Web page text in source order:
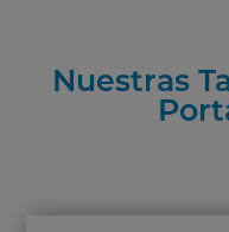
Nuestras